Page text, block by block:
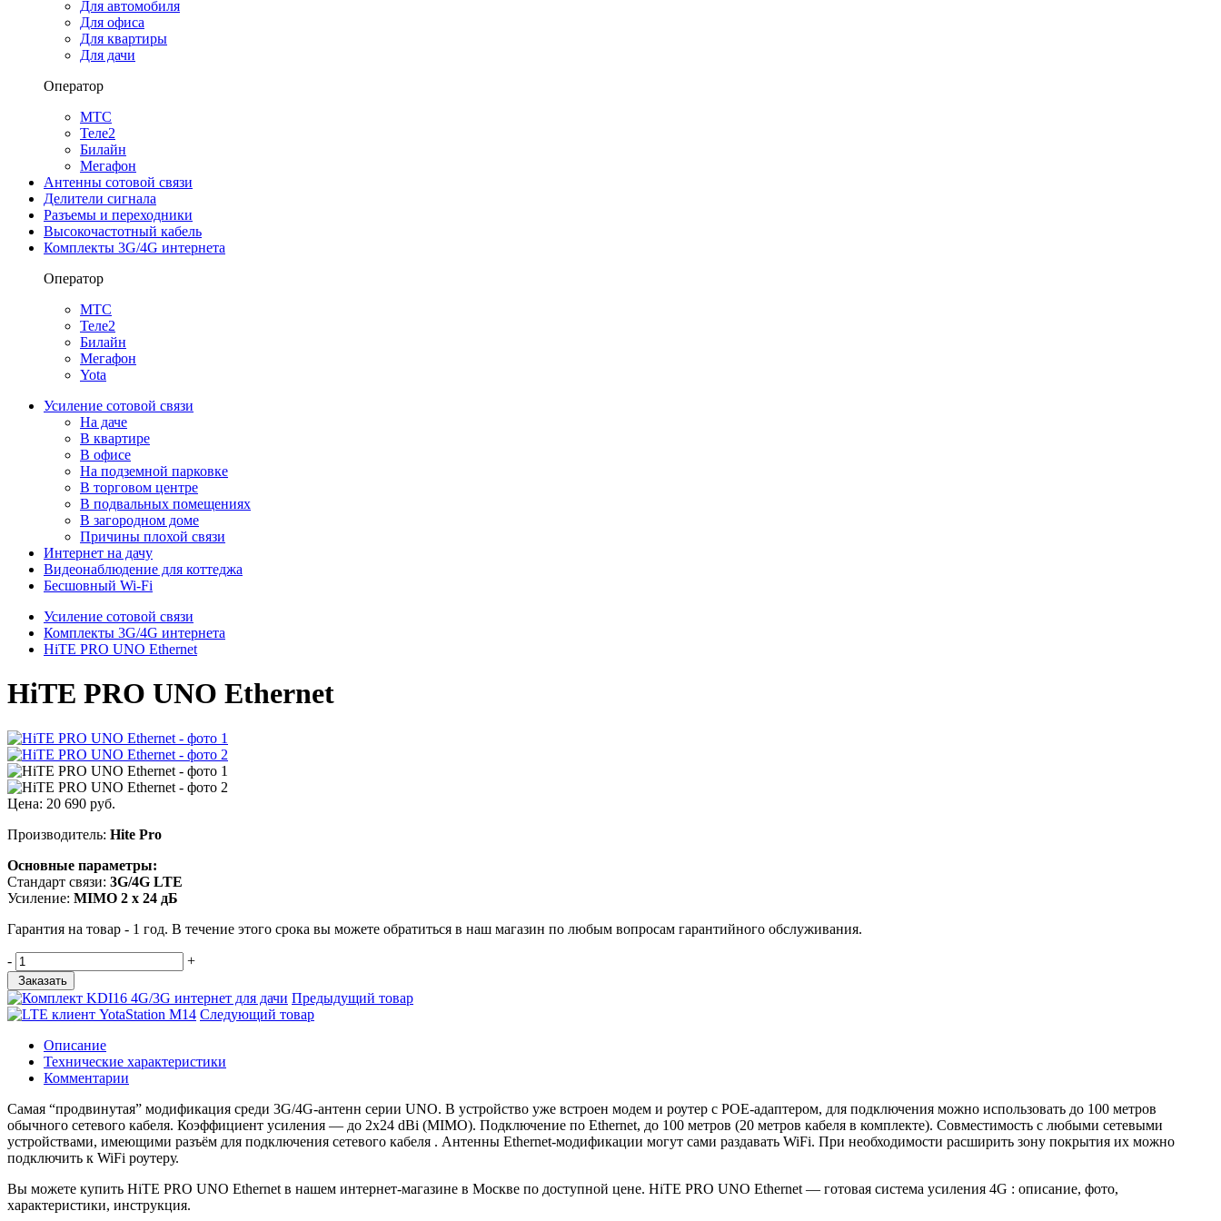
Для автомобиля
Для офиса
Для квартиры
Для дачи
Оператор
МТС
Теле2
Билайн
Мегафон
Антенны сотовой связи
Делители сигнала
Разъемы и переходники
Высокочастотный кабель
Комплекты 3G/4G интернета
Оператор
МТС
Теле2
Билайн
Мегафон
Yota
Усиление сотовой связи
На даче
В квартире
В офисе
На подземной парковке
В торговом центре
В подвальных помещениях
В загородном доме
Причины плохой связи
Интернет на дачу
Видеонаблюдение для коттеджа
Бесшовный Wi-Fi
Усиление сотовой связи
Комплекты 3G/4G интернета
HiTE PRO UNO Ethernet
HiTE PRO UNO Ethernet
Цена: 20 690 руб.
Производитель: Hite Pro
Основные параметры:
Стандарт связи: 3G/4G LTE
Усиление: MIMO 2 x 24 дБ
Гарантия на товар - 1 год. В течение этого срока вы можете обратиться в наш магазин по любым вопросам гарантийного обслуживания.
- +
Заказать
Предыдущий товар
Следующий товар
Описание
Техничеcкие характеристики
Комментарии
Самая “продвинутая” модификация среди 3G/4G-антенн серии UNO. В устройство уже встроен модем и роутер с POE-адаптером, для подключения можно использовать до 100 метров
обычного сетевого кабеля. Коэффициент усиления — до 2x24 dBi (MIMO). Подключение по Ethernet, до 100 метров (20 метров кабеля в комплекте). Совместимость с любыми сетевыми
устройствами, имеющими разъём для подключения сетевого кабеля . Антенны Ethernet-модификации могут сами раздавать WiFi. При необходимости расширить зону покрытия их можно
подключить к WiFi роутеру.
Вы можете купить HiTE PRO UNO Ethernet в нашем интернет-магазине в Москве по доступной цене. HiTE PRO UNO Ethernet — готовая система усиления 4G : описание, фото,
характеристики, инструкция.